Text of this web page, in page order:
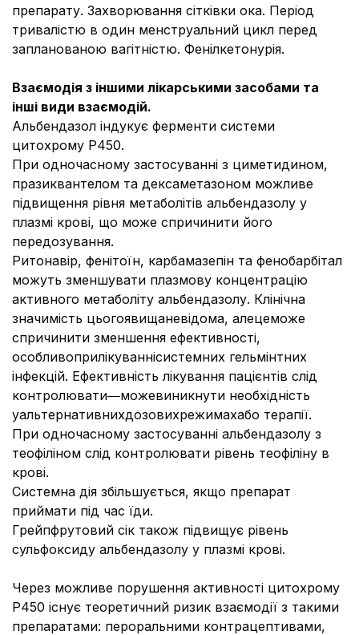
препарату. Захворювання сітківки ока. Період
тривалістю в один менструальний цикл перед
запланованою вагітністю. Фенілкетонурія.
Взаємодія з іншими лікарськими засобами та
інші види взаємодій.
Альбендазол індукує ферменти системи
цитохрому Р450.
При одночасному застосуванні з циметидином,
празиквантелом та дексаметазоном можливе
підвищення рівня метаболітів альбендазолу у
плазмі крові, що може спричинити його
передозування.
Ритонавір, фенітоїн, карбамазепін та фенобарбітал
можуть зменшувати плазмову концентрацію
активного метаболіту альбендазолу. Клінічна
значимість цьогоявищаневідома, алецеможе
спричинити зменшення ефективності,
особливоприлікуваннісистемних гельмінтних
інфекцій. Ефективність лікування пацієнтів слід
контролювати―можевиникнути необхідність
уальтернативнихдозовихрежимахабо терапії.
При одночасному застосуванні альбендазолу з
теофіліном слід контролювати рівень теофіліну в
крові.
Системна дія збільшується, якщо препарат
приймати під час їди.
Грейпфрутовий сік також підвищує рівень
сульфоксиду альбендазолу у плазмі крові.
Через можливе порушення активності цитохрому
Р450 існує теоретичний ризик взаємодії з такими
препаратами: пероральними контрацептивами,